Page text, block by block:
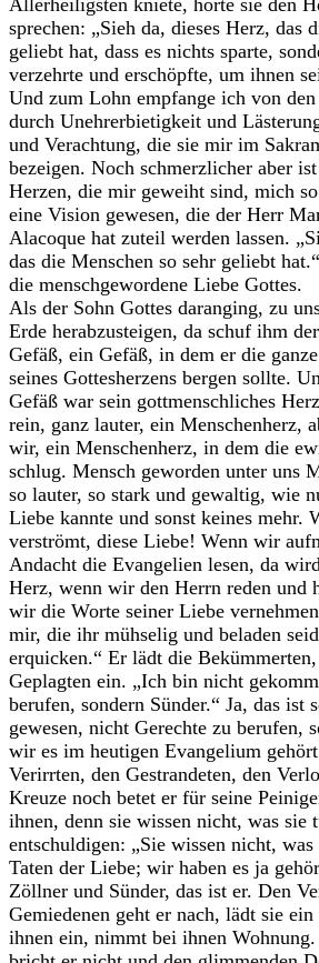
Allerheiligsten kniete, hörte sie den
sprechen: „Sieh da, dieses Herz, das
geliebt hat, dass es nichts sparte,
verzehrte und erschöpfte, um ihnen
Und zum Lohn empfange ich von
durch Unehrerbietigkeit und
und Verachtung, die sie mir im
bezeigen. Noch schmerzlicher aber ist
Herzen, die mir geweiht sind, mich
eine Vision gewesen, die der Herr
Alacoque hat zuteil werden lassen.
das die Menschen so sehr geliebt
die menschgewordene Liebe Gottes.
Als der Sohn Gottes daranging, zu
Erde herabzusteigen, da schuf ihm
Gefäß, ein Gefäß, in dem er die
seines Gottesherzens bergen sollte.
Gefäß war sein gottmenschliches
rein, ganz lauter, ein Menschenherz,
wir, ein Menschenherz, in dem die
schlug. Mensch geworden unter uns
so lauter, so stark und gewaltig, wie
Liebe kannte und sonst keines mehr.
verströmt, diese Liebe! Wenn wir
Andacht die Evangelien lesen, da
Herz, wenn wir den Herrn reden und
wir die Worte seiner Liebe
mir, die ihr mühselig und beladen
erquicken.“ Er lädt die
Geplagten ein. „Ich bin nicht
berufen, sondern Sünder.“ Ja, das ist
gewesen, nicht Gerechte zu berufen,
wir es im heutigen Evangelium
Verirrten, den Gestrandeten, den
Kreuze noch betet er für seine
ihnen, denn sie wissen nicht, was sie
entschuldigen: „Sie wissen nicht,
Taten der Liebe; wir haben es ja
Zöllner und Sünder, das ist er. Den
Gemiedenen geht er nach, lädt sie
ihnen ein, nimmt bei ihnen